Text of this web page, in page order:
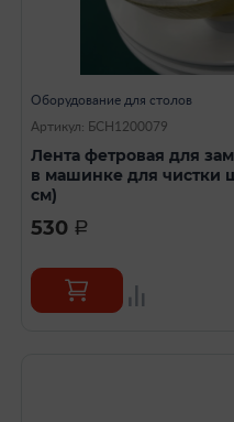
Оборудование для столов
Артикул: БСН1200079
Лента фетровая для
в машинке для чистки
см)
530 a